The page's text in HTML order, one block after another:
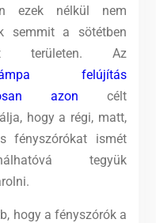
ezek nélkül nem
semmit a sötétben
területen. Az
felújítás
azon célt
hogy a régi, matt,
fényszórókat ismét
tegyük
hogy a fényszórók a